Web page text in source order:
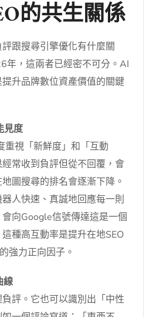
的共生關係
跟搜尋引擎優化有什麼關
年，這兩者已經密不可分。AI
升品牌數位資產價值的關鍵
見度
重視「新鮮度」和「互動
常收到負評但從不回覆，會
圖搜尋的排名會逐漸下降。
人快速、真誠地回應每一則
向Google信號傳達這是一個
種高互動率是提升在地SEO
強力正向因子。
線
評。它也可以識別出「中性